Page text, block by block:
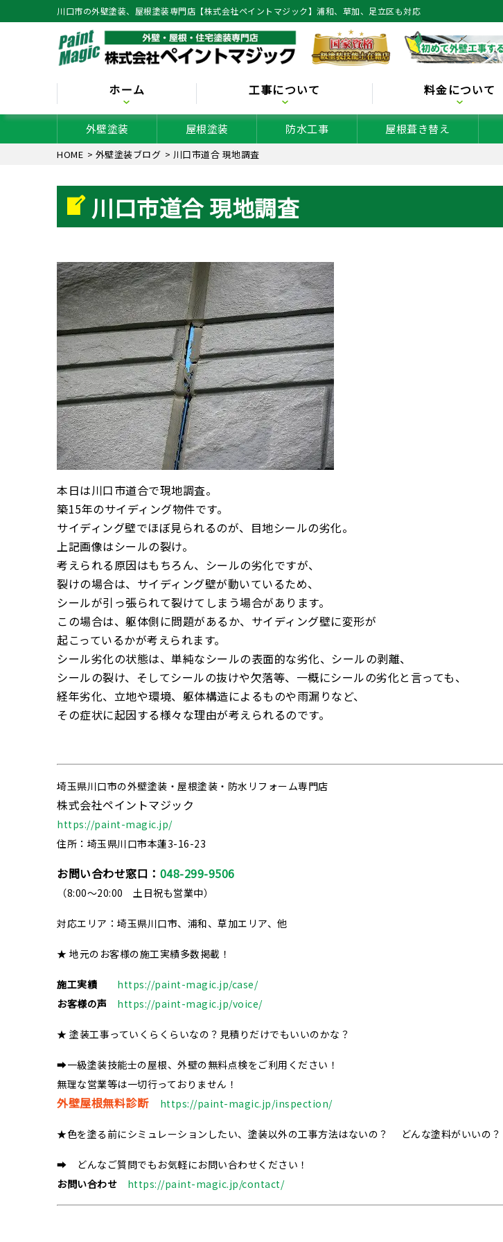
川口市の外壁塗装、屋根塗装専門店【株式会社ペイントマジック】浦和、草加、足立区も対応
ホーム 工事について 料金について
外壁塗装 屋根塗装 防水工事 屋根葺き替え
HOME > 外壁塗装ブログ > 川口市道合 現地調査
川口市道合 現地調査
本日は川口市道合で現地調査。
築15年のサイディング物件です。
サイディング壁でほぼ見られるのが、目地シールの劣化。
上記画像はシールの裂け。
考えられる原因はもちろん、シールの劣化ですが、
裂けの場合は、サイディング壁が動いているため、
シールが引っ張られて裂けてしまう場合があります。
この場合は、躯体側に問題があるか、サイディング壁に変形が
起こっているかが考えられます。
シール劣化の状態は、単純なシールの表面的な劣化、シールの剥離、
シールの裂け、そしてシールの抜けや欠落等、一概にシールの劣化と言っても、
経年劣化、立地や環境、躯体構造によるものや雨漏りなど、
その症状に起因する様々な理由が考えられるのです。
埼玉県川口市の外壁塗装・屋根塗装・防水リフォーム専門店
株式会社ペイントマジック
https://paint-magic.jp/
住所：埼玉県川口市本蓮3-16-23
お問い合わせ窓口： 048-299-9506
（8:00～20:00 土日祝も営業中）
対応エリア：埼玉県川口市、浦和、草加エリア、他
★ 地元のお客様の施工実績多数掲載！
施工実績
https://paint-magic.jp/case/
お客様の声
https://paint-magic.jp/voice/
★ 塗装工事っていくらくらいなの？見積りだけでもいいのかな？
➡一級塗装技能士の屋根、外壁の無料点検をご利用ください！
無理な営業等は一切行っておりません！
外壁屋根無料診断 https://paint-magic.jp/inspection/
★色を塗る前にシミュレーションしたい、塗装以外の工事方法はないの？ どんな塗料がいいの
➡ どんなご質問でもお気軽にお問い合わせください！
お問い合わせ
https://paint-magic.jp/contact/